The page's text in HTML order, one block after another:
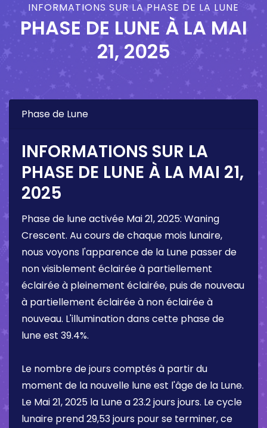
INFORMATIONS SUR LA PHASE DE LA LUNE
PHASE DE LUNE À LA MAI
21, 2025
Phase de Lune
INFORMATIONS SUR LA
PHASE DE LUNE À LA MAI 21,
2025
Phase de lune activée Mai 21, 2025: Waning
Crescent. Au cours de chaque mois lunaire,
nous voyons l'apparence de la Lune passer de
non visiblement éclairée à partiellement
éclairée à pleinement éclairée, puis de nouveau
à partiellement éclairée à non éclairée à
nouveau. L'illumination dans cette phase de
lune est 39.4%.
Le nombre de jours comptés à partir du
moment de la nouvelle lune est l'âge de la Lune.
Le Mai 21, 2025 la Lune a23.2 jours jours. Le cycle
lunaire prend 29,53 jours pour se terminer, ce